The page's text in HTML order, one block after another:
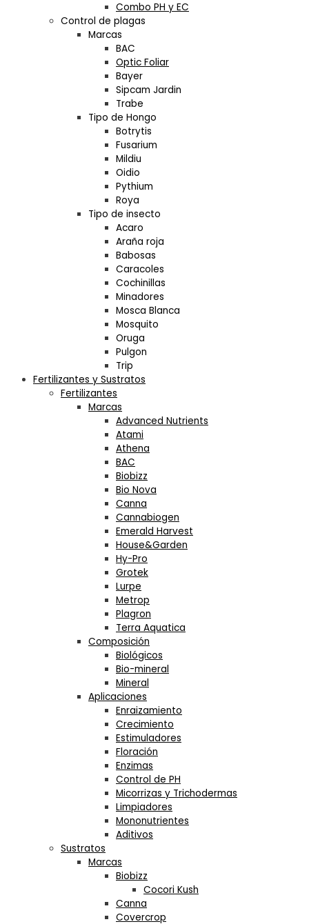
Combo PH y EC
Control de plagas
Marcas
BAC
Optic Foliar
Bayer
Sipcam Jardin
Trabe
Tipo de Hongo
Botrytis
Fusarium
Mildiu
Oidio
Pythium
Roya
Tipo de insecto
Acaro
Araña roja
Babosas
Caracoles
Cochinillas
Minadores
Mosca Blanca
Mosquito
Oruga
Pulgon
Trip
Fertilizantes y Sustratos
Fertilizantes
Marcas
Advanced Nutrients
Atami
Athena
BAC
Biobizz
Bio Nova
Canna
Cannabiogen
Emerald Harvest
House&Garden
Hy-Pro
Grotek
Lurpe
Metrop
Plagron
Terra Aquatica
Composición
Biológicos
Bio-mineral
Mineral
Aplicaciones
Enraizamiento
Crecimiento
Estimuladores
Floración
Enzimas
Control de PH
Micorrizas y Trichodermas
Limpiadores
Mononutrientes
Aditivos
Sustratos
Marcas
Biobizz
Cocori Kush
Canna
Covercrop